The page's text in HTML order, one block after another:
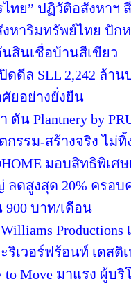
ทย” ปฏิวัติอสังหาฯ
งหาริมทรัพย์ไทย ปัก
นสินเชื่อบ้านสีเขียว
ดีล SLL 2,242 ล้าน
ยอย่างยั่งยืน
ดัน Plantnery by
รรม-สร้างจริง ไม่ทิ้
มอบสิทธิพิเศ
ดสูงสุด 20% ครอบ
900 บาท/เดือน
Productions
ริเวอร์ฟร้อนท์ เดสติ
to Move มาแรง ผู้